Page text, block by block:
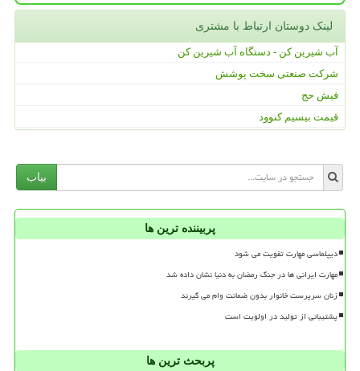
لینک دوستان ارتباط با مشتری
آب شیرین کن - دستگاه آب شیرین کن
شرکت صنعتی سخت پوشش
فیش حج
قیمت بیسیم کنوود
بیاب
پربیننده ترین ها
دیپلماسی مهارت تقویت می شود
مهارت ایرانی ها در جنگ رمضان به دنیا نشان داده شد
زنان سرپرست خانوار بدون ضمانت وام می گیرند
پشتیبانی از تولید در اولویت است
پربحث ترین ها